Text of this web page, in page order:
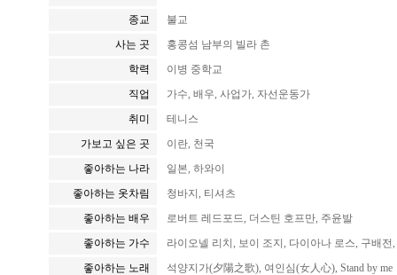
종교
불교
사는 곳
홍콩섬 남부의 빌라 촌
학력
이병 중학교
직업
가수, 배우, 사업가, 자선운동가
취미
테니스
가보고 싶은 곳
이란, 천국
좋아하는 나라
일본, 하와이
좋아하는 옷차림
청바지, 티셔츠
좋아하는 배우
로버트 레드포드, 더스틴 호프만, 주윤발
좋아하는 가수
라이오넬 리치, 보이 조지, 다이아나 로스, 구배전
좋아하는 노래
석양지가(夕陽之歌), 여인심(女人心), Stand by me